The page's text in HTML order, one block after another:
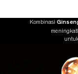
Kombinasi